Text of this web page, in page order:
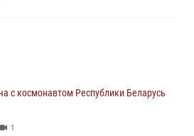
со Дня образования ОМОН
с космонавтом Республики Беларусь
1